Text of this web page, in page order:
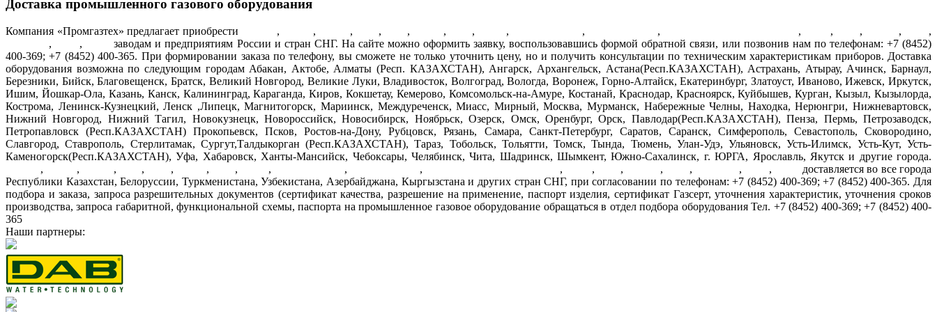
Доставка промышленного газового оборудования
Компания «Промгазтех» предлагает приобрести , , , , , , , , , , , , , ,
,
, ,
заводам и предприятиям России и стран СНГ. На сайте можно оформить заявку, воспользовавшись формой обратной связи, или позвонив нам по телефонам: +7 (8452)
400-369; +7 (8452) 400-365. При формировании заказа по телефону, вы сможете не только уточнить цену, но и получить консультации по техническим характеристикам приборов. Доставка
оборудования возможна по следующим городам Абакан, Актобе, Алматы (Респ. КАЗАХСТАН), Ангарск, Архангельск, Астана(Респ.КАЗАХСТАН), Астрахань, Атырау, Ачинск, Барнаул,
Березники, Бийск, Благовещенск, Братск, Великий Новгород, Великие Луки, Владивосток, Волгоград, Вологда, Воронеж, Горно-Алтайск, Екатеринбург, Златоуст, Иваново, Ижевск, Иркутск,
Ишим, Йошкар-Ола, Казань, Канск, Калининград, Караганда, Киров, Кокшетау, Кемерово, Комсомольск-на-Амуре, Костанай, Краснодар, Красноярск, Куйбышев, Курган, Кызыл, Кызылорда,
Кострома, Ленинск-Кузнецкий, Ленск ,Липецк, Магнитогорск, Мариинск, Междуреченск, Миасс, Мирный, Москва, Мурманск, Набережные Челны, Находка, Нерюнгри, Нижневартовск,
Нижний Новгород, Нижний Тагил, Новокузнецк, Новороссийск, Новосибирск, Ноябрьск, Озерск, Омск, Оренбург, Орск, Павлодар(Респ.КАЗАХСТАН), Пенза, Пермь, Петрозаводск,
Петропавловск (Респ.КАЗАХСТАН) Прокопьевск, Псков, Ростов-на-Дону, Рубцовск, Рязань, Самара, Санкт-Петербург, Саратов, Саранск, Симферополь, Севастополь, Сковородино,
Славгород, Ставрополь, Стерлитамак, Сургут,Талдыкорган (Респ.КАЗАХСТАН), Тараз, Тобольск, Тольятти, Томск, Тында, Тюмень, Улан-Удэ, Ульяновск, Усть-Илимск, Усть-Кут, Усть-
Каменогорск(Респ.КАЗАХСТАН), Уфа, Хабаровск, Ханты-Мансийск, Чебоксары, Челябинск, Чита, Шадринск, Шымкент, Южно-Сахалинск, г. ЮРГА, Ярославль, Якутск и другие города.
, , , , , , , , , , , , , , , , ,
доставляется во все города
Республики Казахстан, Белоруссии, Туркменистана, Узбекистана, Азербайджана, Кыргызстана и других стран СНГ, при согласовании по телефонам: +7 (8452) 400-369; +7 (8452) 400-365. Для
подбора и заказа, запроса разрешительных документов (сертификат качества, разрешение на применение, паспорт изделия, сертификат Газсерт, уточнения характеристик, уточнения сроков
производства, запроса габаритной, функциональной схемы, паспорта на промышленное газовое оборудование обращаться в отдел подбора оборудования Тел. +7 (8452) 400-369; +7 (8452) 400-
365
Наши партнеры: